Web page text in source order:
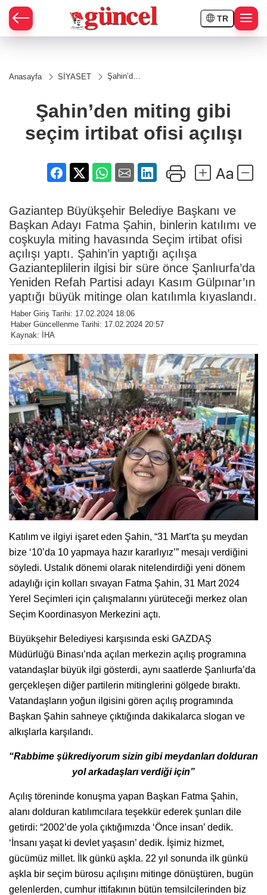
TR
Anasayfa SİYASET
Şahin’den
irtibat
açılışı
Şahin’den miting gibi
seçim irtibat ofisi açılışı
Gaziantep Büyükşehir Belediye Başkanı ve
Başkan Adayı Fatma Şahin, binlerin katılımı ve
coşkuyla miting havasında Seçim irtibat ofisi
açılışı yaptı. Şahin’in yaptığı açılışa
Gazianteplilerin ilgisi bir süre önce Şanlıurfa’da
Yeniden Refah Partisi adayı Kasım Gülpınar’ın
yaptığı büyük mitinge olan katılımla kıyaslandı.
Haber Giriş Tarihi: 17.02.2024 18:06
Haber Güncellenme Tarihi: 17.02.2024 20:57
Kaynak: İHA
Katılım ve ilgiyi işaret eden Şahin, “31 Mart’ta şu meydan
bize ‘10’da 10 yapmaya hazır kararlıyız’” mesajı verdiğini
söyledi. Ustalık dönemi olarak nitelendirdiği yeni dönem
adaylığı için kolları sıvayan Fatma Şahin, 31 Mart 2024
Yerel Seçimleri için çalışmalarını yürüteceği merkez olan
Seçim Koordinasyon Merkezini açtı.
Büyükşehir Belediyesi karşısında eski GAZDAŞ
Müdürlüğü Binası’nda açılan merkezin açılış programına
vatandaşlar büyük ilgi gösterdi, aynı saatlerde Şanlıurfa’da
gerçekleşen diğer partilerin mitinglerini gölgede bıraktı.
Vatandaşların yoğun ilgisini gören açılış programında
Başkan Şahin sahneye çıktığında dakikalarca slogan ve
alkışlarla karşılandı.
“Rabbime şükrediyorum sizin gibi meydanları dolduran
yol arkadaşları verdiği için”
Açılış töreninde konuşma yapan Başkan Fatma Şahin,
alanı dolduran katılımcılara teşekkür ederek şunları dile
getirdi: “2002’de yola çıktığımızda ‘Önce insan’ dedik.
‘İnsanı yaşat ki devlet yaşasın’ dedik. İşimiz hizmet,
gücümüz millet. İlk günkü aşkla. 22 yıl sonunda ilk günkü
aşkla bir seçim bürosu açılışını mitinge dönüştüren, bugün
gelenlerden, cumhur ittifakının bütün temsilcilerinden biz